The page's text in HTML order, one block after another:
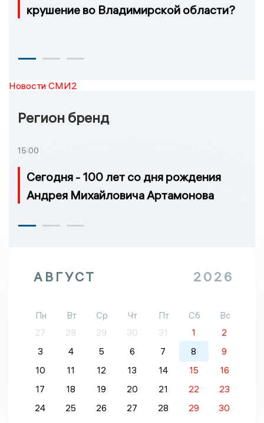
крушение во Владимирской области?
Новости СМИ2
Регион бренд
15:00
Сегодня - 100 лет со дня рождения
Андрея Михайловича Артамонова
АВГУСТ 2026
Пн Вт Ср Чт Пт Сб
Вс
27
28 29 30 31 1
2
3
4 5 6 7 8
9
10
11 12 13 14 15
16
17
18 19 20 21 22
23
24
25 26 27 28 29
30